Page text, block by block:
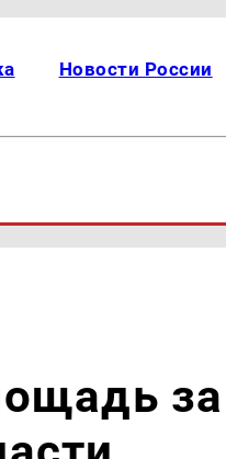
Новости России